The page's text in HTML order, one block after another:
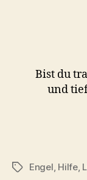
Bist du
und
Schlagwörter
Engel Hilfe,